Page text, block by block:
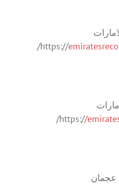
https://
/
https://
/